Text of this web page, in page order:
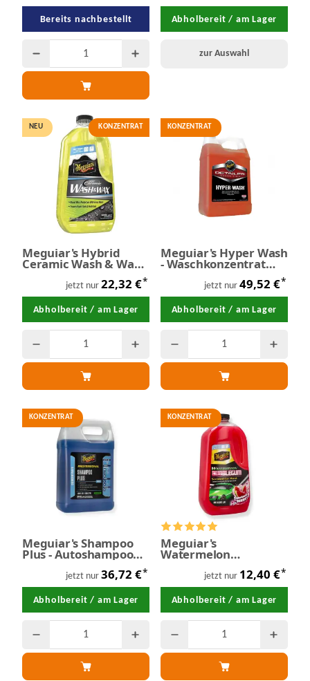
Bereits nachbestellt Abholbereit / am Lager
zur Auswahl
NEU KONZENTRAT
Meguiar's Hybrid
Ceramic Wash & Wax
jetzt nur 22,32 €*
Abholbereit / am Lager
KONZENTRAT
Meguiar's Hyper Wash
- Waschkonzentrat
jetzt nur 49,52 €*
Abholbereit / am Lager
KONZENTRAT
Meguiar's Shampoo
Plus - Autoshampoo
Konzentrat 3,78 Liter
jetzt nur 36,72 €*
Abholbereit / am Lager
KONZENTRAT
Meguiar's
Watermelon
Shampoo 1,89 Liter
jetzt nur 12,40 €*
Abholbereit / am Lager